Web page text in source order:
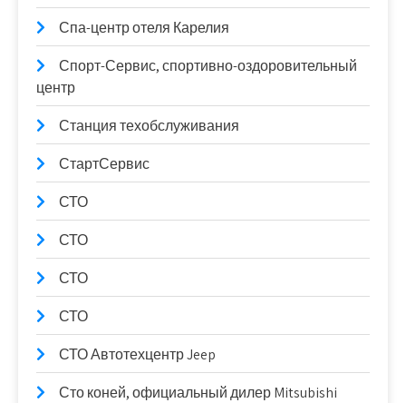
Спа-центр отеля Карелия
Спорт-Сервис, спортивно-оздоровительный
центр
Станция техобслуживания
СтартСервис
СТО
СТО
СТО
СТО
СТО Автотехцентр Jeep
Сто коней, официальный дилер Mitsubishi